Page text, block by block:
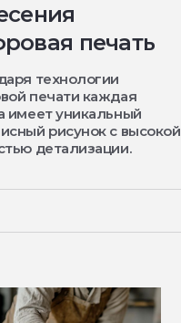
печать
технологии
печати каждая
имеет уникальный
рисунок с высокой
детализации.